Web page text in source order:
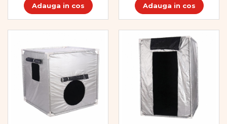
Adauga in cos Adauga in cos